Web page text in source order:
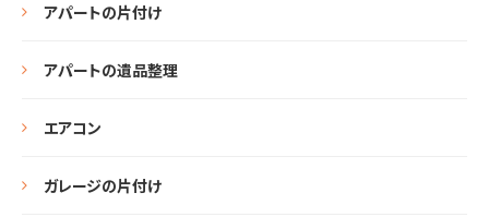
アパートの片付け
アパートの遺品整理
エアコン
ガレージの片付け